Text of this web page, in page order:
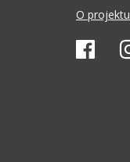
O projektu